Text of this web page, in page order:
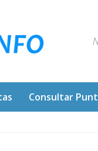
Consultar